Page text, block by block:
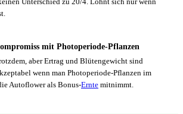
mit Photoperiode-Pflanzen
aber Ertrag und Blütengewicht sind
wenn man Photoperiode-Pflanzen im
Autoflower als Bonus-Ernte mitnimmt.